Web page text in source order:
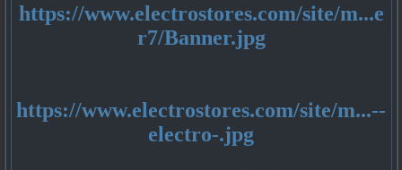
https://www.electrostores.com/site/m...e
r7/Banner.jpg
https://www.electrostores.com/site/m...--
electro-.jpg